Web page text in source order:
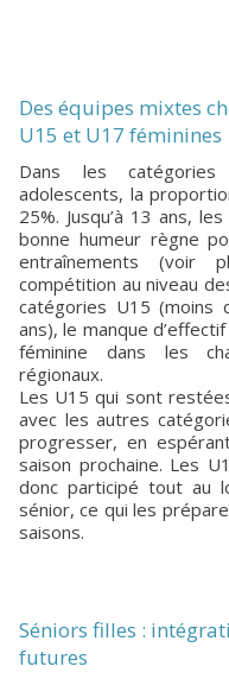
Des équipes mixtes
U15 et U17 féminines
Dans les catégories d’âge suivantes, enfants et
adolescents, la
25%. Jusqu’à 13 ans,
bonne humeur règne
entraînements (voir
compétition au niveau
catégories U15
ans), le manque
féminine dans les
régionaux.
Les U15 qui sont
avec les autres
progresser, en
saison prochaine. Les
donc participé tout au
sénior, ce qui les
saisons.
Séniors filles :
futures